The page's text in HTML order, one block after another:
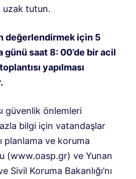
uzak tutun.
değerlendirmek için 5
günü saat 8: 00’de bir acil
yapılması
güvenlik önlemleri
bilgi için vatandaşlar
planlama ve koruma
(www.oasp.gr) ve Yunan
Sivil Koruma Bakanlığı’nı